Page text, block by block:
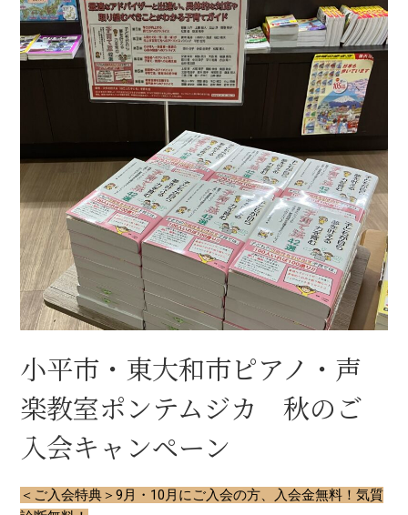
小平市・東大和市ピアノ・声
楽教室ポンテムジカ 秋のご
入会キャンペーン
＜ご入会特典＞9月・10月にご入会の方、入会金無料！気質